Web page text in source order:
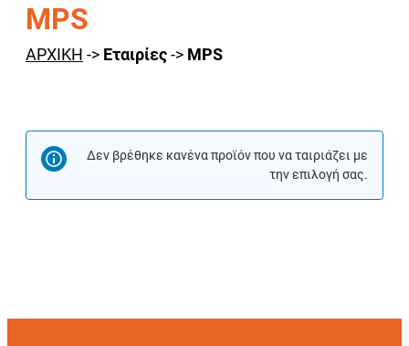
MPS
ΑΡΧΙΚΗ -> Εταιρίες-> MPS
Δεν βρέθηκε κανένα προϊόν που να ταιριάζει με
την επιλογή σας.